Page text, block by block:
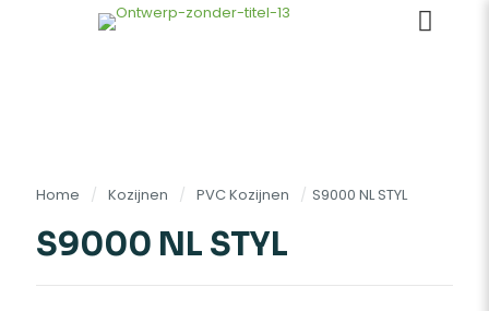
Home / Kozijnen / PVC Kozijnen / S9000 NL STYL
S9000 NL STYL